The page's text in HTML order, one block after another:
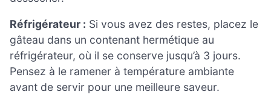
Réfrigérateur : Si vous avez des restes, placez le
gâteau dans un contenant hermétique au
réfrigérateur, où il se conserve jusqu’à 3 jours.
Pensez à le ramener à température ambiante
avant de servir pour une meilleure saveur.